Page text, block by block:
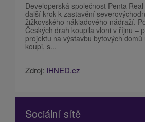
Developerská společnost Penta
další krok k zastavění
žižkovského nákladového nádraží.
Českých drah koupila vloni v říjnu –
projektu na výstavbu bytových
koupi, s...
Zdroj: IHNED.cz
Sociální sítě